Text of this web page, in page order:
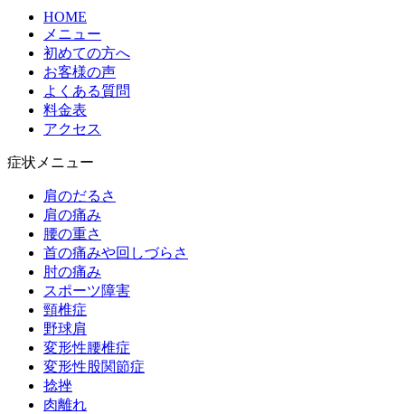
HOME
メニュー
初めての方へ
お客様の声
よくある質問
料金表
アクセス
症状メニュー
肩のだるさ
肩の痛み
腰の重さ
首の痛みや回しづらさ
肘の痛み
スポーツ障害
頸椎症
野球肩
変形性腰椎症
変形性股関節症
捻挫
肉離れ